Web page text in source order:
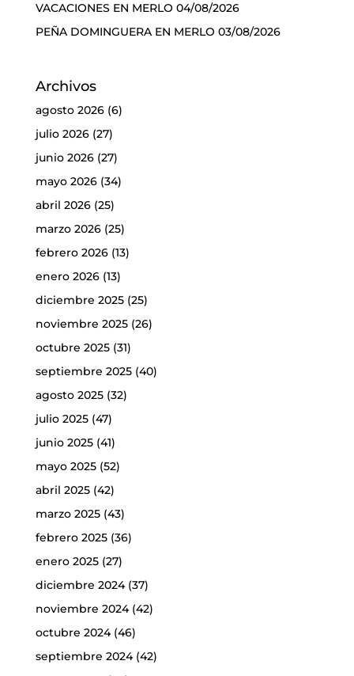
VACACIONES EN MERLO 04/08/2026
PEÑA DOMINGUERA EN MERLO 03/08/2026
Archivos
agosto 2026(6)
julio 2026(27)
junio 2026(27)
mayo 2026(34)
abril 2026(25)
marzo 2026(25)
febrero 2026(13)
enero 2026(13)
diciembre 2025(25)
noviembre 2025(26)
octubre 2025(31)
septiembre 2025(40)
agosto 2025(32)
julio 2025(47)
junio 2025(41)
mayo 2025(52)
abril 2025(42)
marzo 2025(43)
febrero 2025(36)
enero 2025(27)
diciembre 2024(37)
noviembre 2024(42)
octubre 2024(46)
septiembre 2024(42)